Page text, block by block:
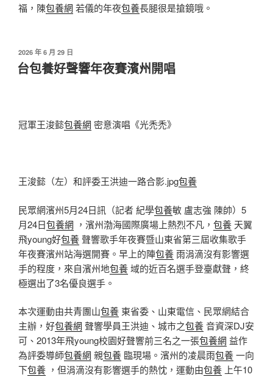
福，陳包養網 若儀的年夜包養長腿很是搶鏡哦。
發
佈
於
2026 年 6 月 29 日
台包養好聲響年夜賽濱州開唱
冠軍王浚懿包養網 密意演唱《光禿禿》
王浚懿（左）和評委王洪迪一路合影.jpg包養
民眾網濱州5月24日訊（記者 紀學包養敏 盧志強 陳帥）5
月24日包養網 ，濱州渤海國際廣場上熱烈不凡， 包養 天翼
飛young好包養 聲響歌手年夜賽暨山東省第三屆收集歌手
年夜賽濱州站海選開賽。早上的陣包養雨涓滴沒有影響選
手的程度，來自濱州地包養域的近百名選手登臺獻聲，終
極選出了3名優良選手。
本次運動由共青團山包養 東省委、山東電信、民眾網結合
主辦，好包養網 聲響學員王洪迪、城市之包養音資深DJ安
可、2013年飛young校園好聲響前三名之一張包養網 益作
為評委導師包養網 親包養 臨現場。濱州的凌晨雨包養一向
下包養 ，但涓滴沒有影響選手的熱忱，運動由包養 上午10